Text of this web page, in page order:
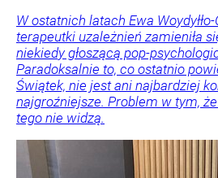
W ostatnich latach Ewa
terapeutki uzależnień zamieniła
niekiedy głoszącą pop-
Paradoksalnie to, co ostatnio
Świątek, nie jest ani najbardziej
najgroźniejsze. Problem w tym,
tego nie widzą.